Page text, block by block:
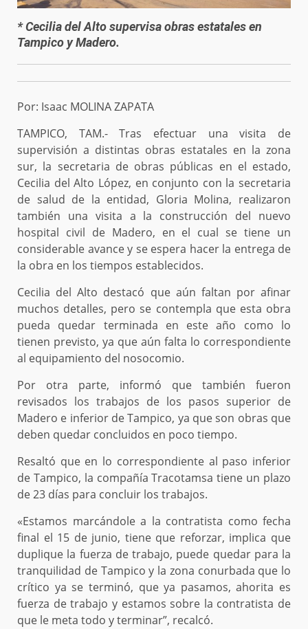
* Cecilia del Alto supervisa obras estatales en
Tampico y Madero.
Por: Isaac MOLINA ZAPATA
TAMPICO, TAM.- Tras efectuar una visita de
supervisión a distintas obras estatales en la zona
sur, la secretaria de obras públicas en el estado,
Cecilia del Alto López, en conjunto con la secretaria
de salud de la entidad, Gloria Molina, realizaron
también una visita a la construcción del nuevo
hospital civil de Madero, en el cual se tiene un
considerable avance y se espera hacer la entrega de
la obra en los tiempos establecidos.
Cecilia del Alto destacó que aún faltan por afinar
muchos detalles, pero se contempla que esta obra
pueda quedar terminada en este año como lo
tienen previsto, ya que aún falta lo correspondiente
al equipamiento del nosocomio.
Por otra parte, informó que también fueron
revisados los trabajos de los pasos superior de
Madero e inferior de Tampico, ya que son obras que
deben quedar concluidos en poco tiempo.
Resaltó que en lo correspondiente al paso inferior
de Tampico, la compañía Tracotamsa tiene un plazo
de 23 días para concluir los trabajos.
«Estamos marcándole a la contratista como fecha
final el 15 de junio, tiene que reforzar, implica que
duplique la fuerza de trabajo, puede quedar para la
tranquilidad de Tampico y la zona conurbada que lo
crítico ya se terminó, que ya pasamos, ahorita es
fuerza de trabajo y estamos sobre la contratista de
que le meta todo y terminar”, recalcó.